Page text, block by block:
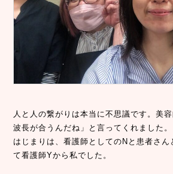
人と人の繋がりは本当に不思議です。美
波長が合うんだね」と言ってくれました。
はじまりは、看護師としてのNと患者さ
て看護師Yから私でした。